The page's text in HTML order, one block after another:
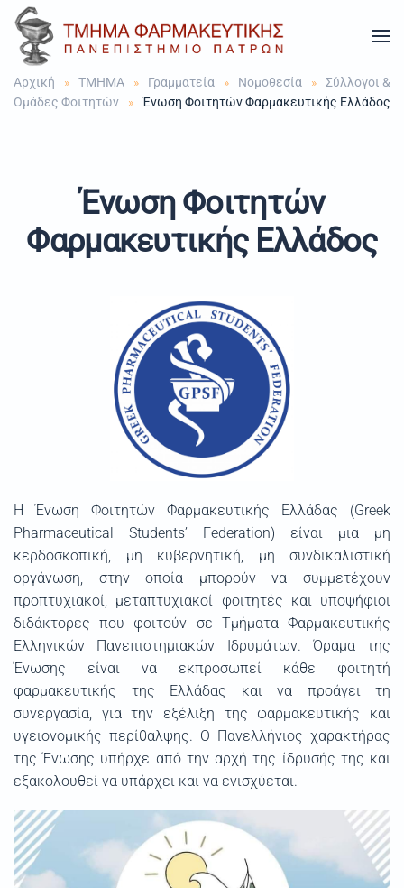
Skip to main content
Αρχική TMHMA Γραμματεία Νομοθεσία
Σύλλογοι &
Ομάδες Φοιτητών
Ένωση Φοιτητών Φαρμακευτικής Ελλάδος
Ένωση Φοιτητών
Φαρμακευτικής Ελλάδος
H Ένωση Φοιτητών Φαρμακευτικής Ελλάδας (Greek
Pharmaceutical Students’ Federation) είναι μια μη
κερδοσκοπική, μη κυβερνητική, μη συνδικαλιστική
οργάνωση, στην οποία μπορούν να συμμετέχουν
προπτυχιακοί, μεταπτυχιακοί φοιτητές και υποψήφιοι
διδάκτορες που φοιτούν σε Τμήματα Φαρμακευτικής
Ελληνικών Πανεπιστημιακών Ιδρυμάτων. Όραμα της
Ένωσης είναι να εκπροσωπεί κάθε φοιτητή
φαρμακευτικής της Ελλάδας και να προάγει τη
συνεργασία, για την εξέλιξη της φαρμακευτικής και
υγειονομικής περίθαλψης. Ο Πανελλήνιος χαρακτήρας
της Ένωσης υπήρχε από την αρχή της ίδρυσής της και
εξακολουθεί να υπάρχει και να ενισχύεται.